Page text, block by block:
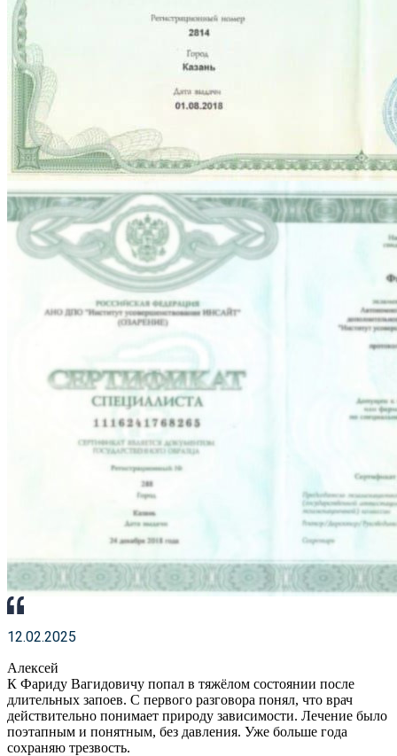
12.02.2025
Алексей
К Фариду Вагидовичу попал в тяжёлом состоянии после
длительных запоев. С первого разговора понял, что врач
действительно понимает природу зависимости. Лечение было
поэтапным и понятным, без давления. Уже больше года
сохраняю трезвость.